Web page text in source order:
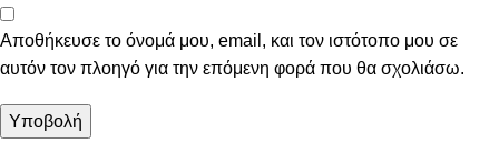
Αποθήκευσε το όνομά μου, email, και τον ιστότοπο μου σε
αυτόν τον πλοηγό για την επόμενη φορά που θα σχολιάσω.